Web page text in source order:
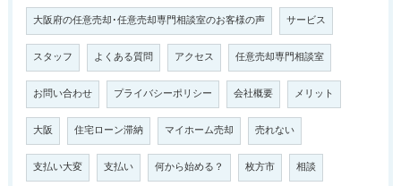
大阪府の任意売却･任意売却専門相談室のお客様の声 サービス
スタッフ よくある質問 アクセス 任意売却専門相談室
お問い合わせ プライバシーポリシー 会社概要 メリット
大阪 住宅ローン滞納 マイホーム売却 売れない
支払い大変 支払い 何から始める？ 枚方市 相談